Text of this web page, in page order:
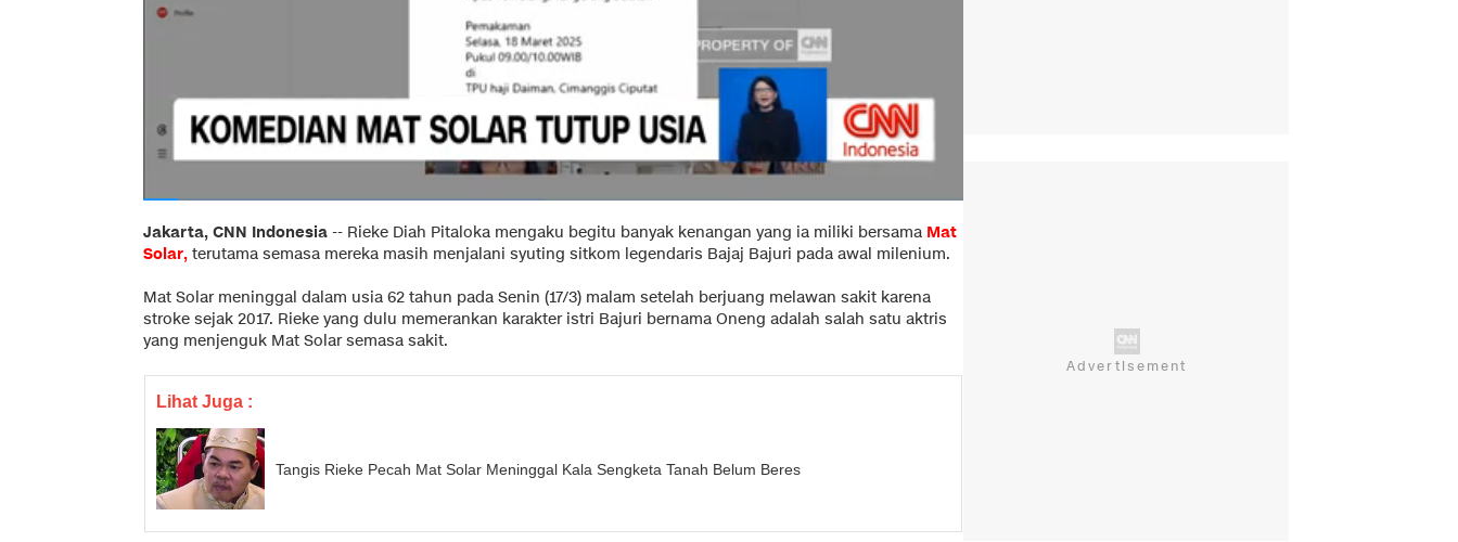
Jakarta, CNN Indonesia -- Rieke Diah Pitaloka mengaku begitu banyak kenangan yang ia miliki bersama Mat
Solar, terutama semasa mereka masih menjalani syuting sitkom legendaris Bajaj Bajuri pada awal milenium.
Mat Solar meninggal dalam usia 62 tahun pada Senin (17/3) malam setelah berjuang melawan sakit karena
stroke sejak 2017. Rieke yang dulu memerankan karakter istri Bajuri bernama Oneng adalah salah satu aktris
yang menjenguk Mat Solar semasa sakit.
Lihat Juga :
Tangis Rieke Pecah Mat Solar Meninggal Kala Sengketa Tanah Belum Beres